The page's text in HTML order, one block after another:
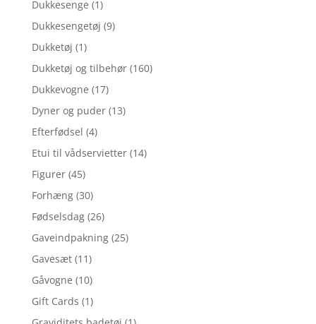
Dukkesenge (1)
Dukkesengetøj (9)
Dukketøj (1)
Dukketøj og tilbehør (160)
Dukkevogne (17)
Dyner og puder (13)
Efterfødsel (4)
Etui til vådservietter (14)
Figurer (45)
Forhæng (30)
Fødselsdag (26)
Gaveindpakning (25)
Gavesæt (11)
Gåvogne (10)
Gift Cards (1)